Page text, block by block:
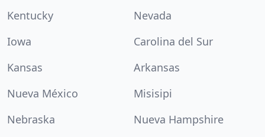
Kentucky
Nevada
Iowa
Carolina del Sur
Kansas
Arkansas
Nueva México
Misisipi
Nebraska
Nueva Hampshire